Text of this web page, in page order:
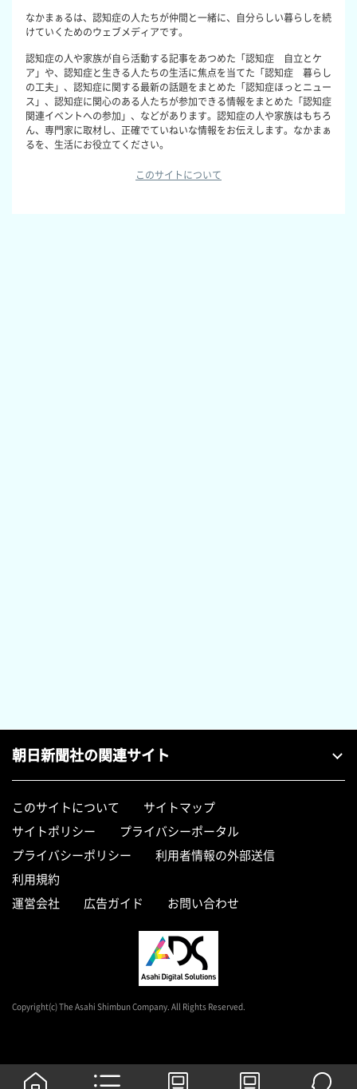
なかまぁるは、認知症の人たちが仲間と一緒に、自分らしい暮らしを続
けていくためのウェブメディアです。
認知症の人や家族が自ら活動する記事をあつめた「認知症 自立とケ
ア」や、認知症と生きる人たちの生活に焦点を当てた「認知症 暮らし
の工夫」、認知症に関する最新の話題をまとめた「認知症ほっとニュー
ス」、認知症に関心のある人たちが参加できる情報をまとめた「認知症
関連イベントへの参加」、などがあります。認知症の人や家族はもちろ
ん、専門家に取材し、正確でていねいな情報をお伝えします。なかまぁ
るを、生活にお役立てください。
このサイトについて
朝日新聞社の関連サイト
このサイトについて
サイトマップ
サイトポリシー
プライバシーポータル
プライバシーポリシー
利用者情報の外部送信
利用規約
運営会社
広告ガイド お問い合わせ
Copyright(c) The Asahi Shimbun Company. All Rights Reserved.